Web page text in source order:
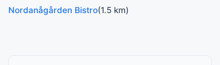
Nordanågården Bistro(1.5 km)